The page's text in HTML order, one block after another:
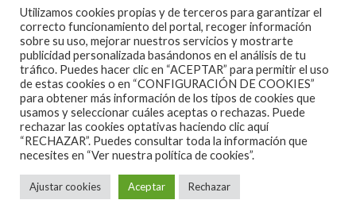
a robar y delinquir, arrimar el hombro con los vecinos
para desescombrar, para despejar calles… me trae a
la mente a Antonio Machado: «En España lo mejor es
el pueblo. Siempre ha sido lo mismo. En los trances
duros, los señoritos invocan la patria y la venden; el
pueblo no la nombra siquiera, pero la compra con su
sangre y la salva». Como esto no es una película, el
final es que muchos de los afectados por esta
catástrofe climatológica volvieron a votar a los
Utilizamos cookies propias y de terceros para garantizar el
correcto funcionamiento del portal, recoger información
sobre su uso, mejorar nuestros servicios y mostrarte
publicidad personalizada basándonos en el análisis de tu
tráfico. Puedes hacer clic en “ACEPTAR” para permitir el uso
de estas cookies o en “CONFIGURACIÓN DE COOKIES”
para obtener más información de los tipos de cookies que
usamos y seleccionar cuáles aceptas o rechazas. Puede
rechazar las cookies optativas haciendo clic aquí
“RECHAZAR”. Puedes consultar toda la información que
necesites en “Ver nuestra política de cookies”.
Ajustar cookies Aceptar Rechazar